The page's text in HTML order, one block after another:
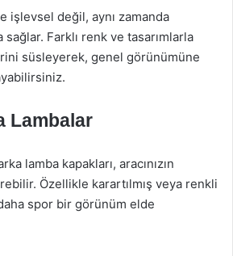
işlevsel değil, aynı zamanda
Farklı renk ve tasarımlarla
süsleyerek, genel görünümüne
Lambalar
lamba kapakları, aracınızın
Özellikle karartılmış veya renkli
spor bir görünüm elde